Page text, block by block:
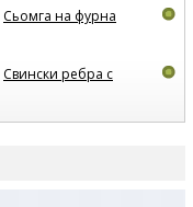
Сьомга на фурна
Свински ребра с